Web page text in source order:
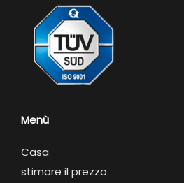
Menù
Casa
stimare il prezzo